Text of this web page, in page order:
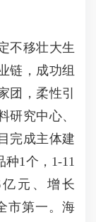
不移壮大生
链，成功组
团，柔性引
研究中心、
完成主体建
种1个，1-11
元、增长
市第一。海